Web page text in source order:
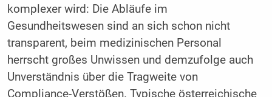
komplexer wird: Die Abläufe im
Gesundheitswesen sind an sich schon nicht
transparent, beim medizinischen Personal
herrscht großes Unwissen und demzufolge auch
Unverständnis über die Tragweite von
Compliance-Verstößen. Typische österreichische